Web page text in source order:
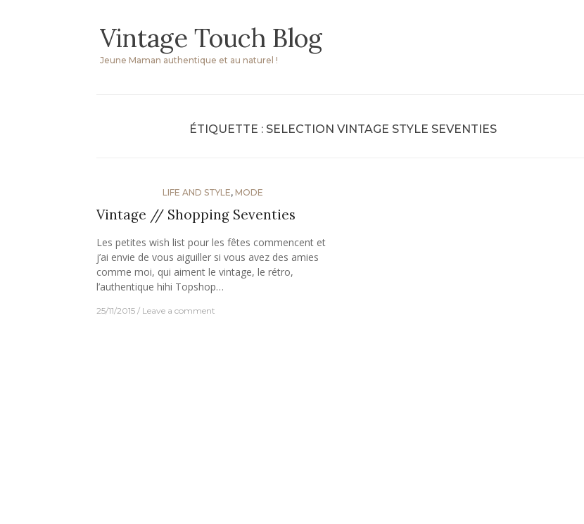
contentVintage Touch Blog
Jeune Maman authentique et au naturel !
ÉTIQUETTE : SELECTION VINTAGE STYLE SEVENTIES
LIFE AND STYLE, MODE
Vintage // Shopping Seventies
Les petites wish list pour les fêtes commencent et
j’ai envie de vous aiguiller si vous avez des amies
comme moi, qui aiment le vintage, le rétro,
l’authentique hihi Topshop…
25/11/2015 Leave a comment